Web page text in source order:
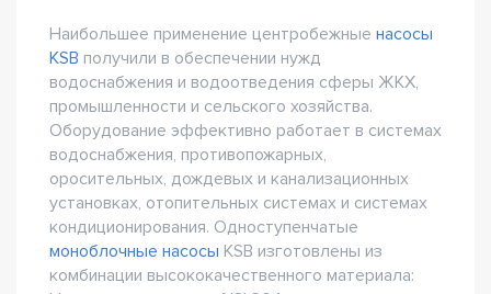
Наибольшее применение центробежные насосы
KSB получили в обеспечении нужд
водоснабжения и водоотведения сферы ЖКХ,
промышленности и сельского хозяйства.
Оборудование эффективно работает в системах
водоснабжения, противопожарных,
оросительных, дождевых и канализационных
установках, отопительных системах и системах
кондиционирования. Одноступенчатые
моноблочные насосы KSB изготовлены из
комбинации высококачественного материала: